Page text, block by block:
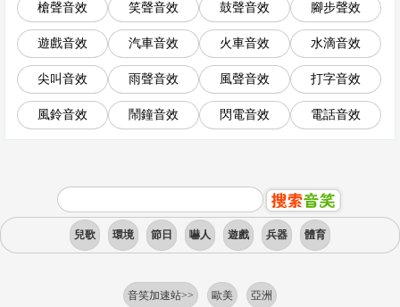
槍聲音效 笑聲音效 鼓聲音效 腳步聲效
遊戲音效 汽車音效 火車音效 水滴音效
尖叫音效 雨聲音效 風聲音效 打字音效
風鈴音效 鬧鐘音效 閃電音效 電話音效
兒歌 環境 節日 嚇人 遊戲 兵器 體育
音笑加速站>> 歐美 亞洲